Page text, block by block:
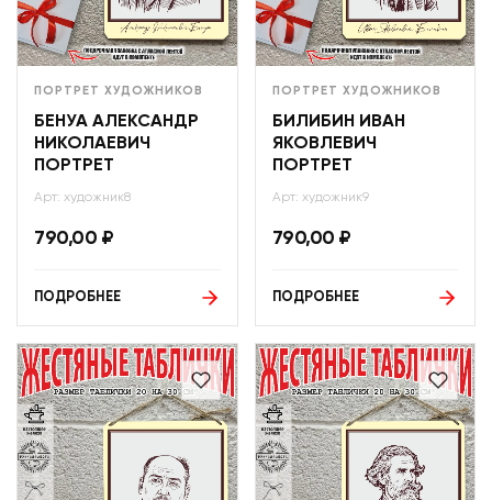
ПОРТРЕТ ХУДОЖНИКОВ
БЕНУА АЛЕКСАНДР
НИКОЛАЕВИЧ
ПОРТРЕТ
Арт: художник8
790,00 ₽
ПОДРОБНЕЕ
ПОРТРЕТ ХУДОЖНИКОВ
БИЛИБИН ИВАН
ЯКОВЛЕВИЧ
ПОРТРЕТ
Арт: художник9
790,00 ₽
ПОДРОБНЕЕ